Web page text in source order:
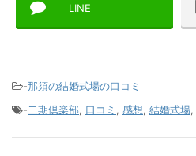
LINE
-那須の結婚式場の口コミ
-二期倶楽部, 口コミ , 感想, 結婚式場,